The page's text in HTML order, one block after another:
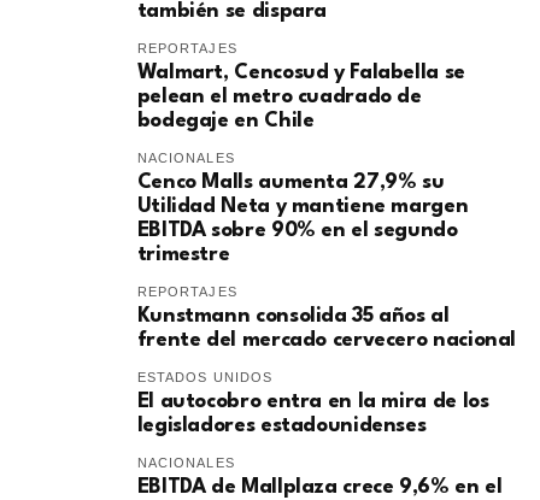
también se dispara
REPORTAJES
Walmart, Cencosud y Falabella se
pelean el metro cuadrado de
bodegaje en Chile
NACIONALES
Cenco Malls aumenta 27,9% su
Utilidad Neta y mantiene margen
EBITDA sobre 90% en el segundo
trimestre
REPORTAJES
Kunstmann consolida 35 años al
frente del mercado cervecero nacional
ESTADOS UNIDOS
El autocobro entra en la mira de los
legisladores estadounidenses
NACIONALES
EBITDA de Mallplaza crece 9,6% en el